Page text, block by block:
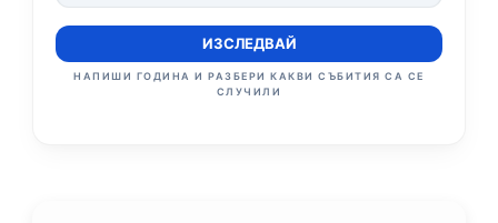
ИЗСЛЕДВАЙ
НАПИШИ ГОДИНА И РАЗБЕРИ КАКВИ СЪБИТИЯ СА СЕ
СЛУЧИЛИ